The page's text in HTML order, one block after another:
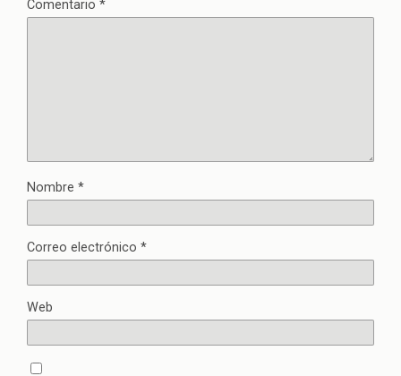
Comentario *
Nombre *
Correo electrónico *
Web